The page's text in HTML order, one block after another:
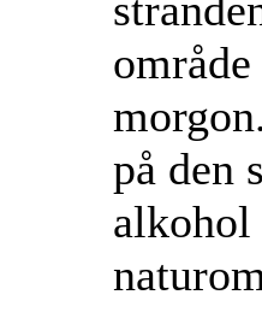
på den
alkohol